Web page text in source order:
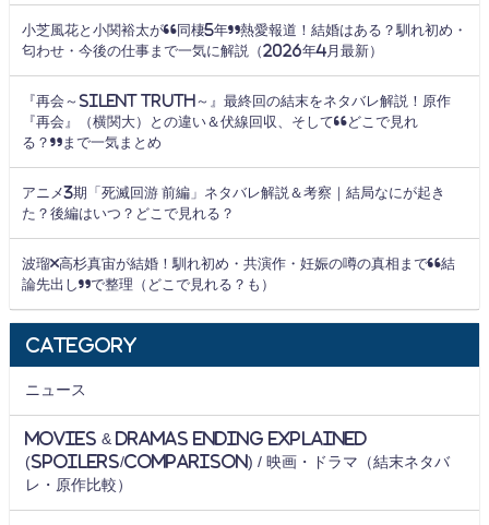
小芝風花と小関裕太が“同棲5年”熱愛報道！結婚はある？馴れ初め・
匂わせ・今後の仕事まで一気に解説（2026年4月最新）
『再会～Silent Truth～』最終回の結末をネタバレ解説！原作
『再会』（横関大）との違い＆伏線回収、そして“どこで見れ
る？”まで一気まとめ
アニメ3期「死滅回游 前編」ネタバレ解説＆考察｜結局なにが起き
た？後編はいつ？どこで見れる？
波瑠×高杉真宙が結婚！馴れ初め・共演作・妊娠の噂の真相まで“結
論先出し”で整理（どこで見れる？も）
Category
ニュース
Movies & Dramas Ending Explained
(Spoilers/Comparison) / 映画・ドラマ（結末ネタバ
レ・原作比較）